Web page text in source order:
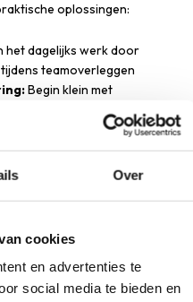
Over
cookies
en advertenties te
social media te bieden en
oplossingen:
het dagelijks werk door
teamoverleggen
Begin klein met
voordat je uitbreidt
kosteneffectieve
en interne kennisdeling
een leerplan per
in afdelingen waar
zich vaak vanzelf